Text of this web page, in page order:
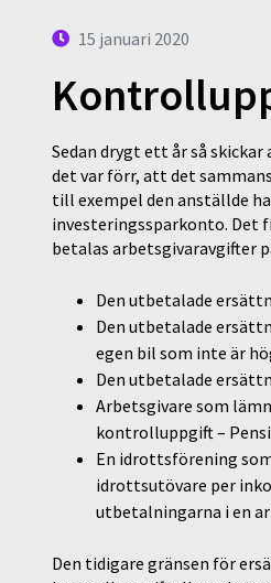
15 januari 2020
Sedan drygt ett år så
det var förr, att det
till exempel den anställde
investeringssparkonto. Det
betalas arbetsgivaravgifter
Den utbetalade
Den utbetalade
egen bil som inte är
Den utbetalade
Arbetsgivare som
kontrolluppgift –
En idrottsförening
idrottsutövare per
utbetalningarna i en
Den tidigare gränsen för